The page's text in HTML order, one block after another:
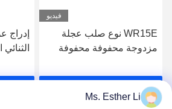
فيديو
WR15E نوع صلب عجلة
مزدوجة محفوفة محفوفة
احصل على افضل سعر
إدراج
الطول
Ms. Esther Li